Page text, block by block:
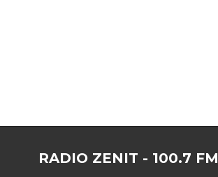
RADIO ZENIT - 100.7 FM